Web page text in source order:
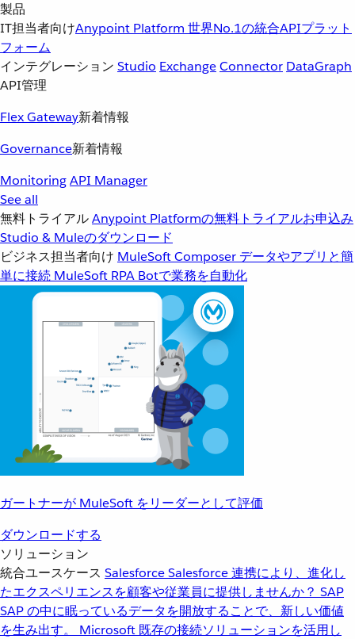
製品
IT担当者向けAnypoint Platform 世界No.1の統合APIプラット
フォーム
インテグレーション Studio ExchangeConnector DataGraph
API管理
Flex Gateway新着情報
Governance新着情報
MonitoringAPI Manager
See all
無料トライアルAnypoint Platformの無料トライアルお申込み
Studio & Muleのダウンロード
ビジネス担当者向け MuleSoft Composer データやアプリと簡
単に接続 MuleSoft RPA Botで業務を自動化
ガートナーが MuleSoft をリーダーとして評価
ダウンロードする
ソリューション
統合ユースケース SalesforceSalesforce 連携により、進化し
たエクスペリエンスを顧客や従業員に提供しませんか？ SAP
SAP の中に眠っているデータを開放することで、新しい価値
を生み出す。
Microsoft 既存の接続ソリューションを活用し